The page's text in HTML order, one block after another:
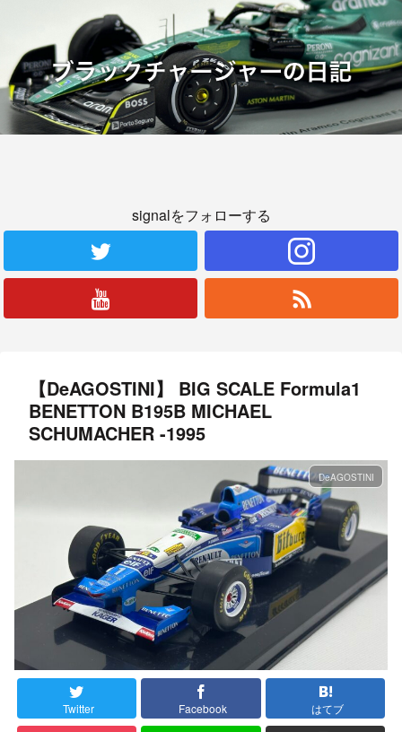
signalをフォローする
【DeAGOSTINI】 BIG SCALE Formula1
BENETTON B195B MICHAEL
SCHUMACHER -1995
DeAGOSTINI
Twitter Facebook はてブ